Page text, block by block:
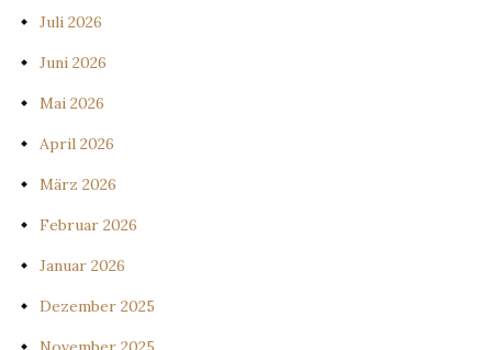
Juli 2026
Juni 2026
Mai 2026
April 2026
März 2026
Februar 2026
Januar 2026
Dezember 2025